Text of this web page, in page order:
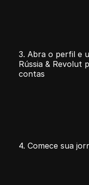
3. Abra o perfil e
Rússia & Revolut
contas
4. Comece sua